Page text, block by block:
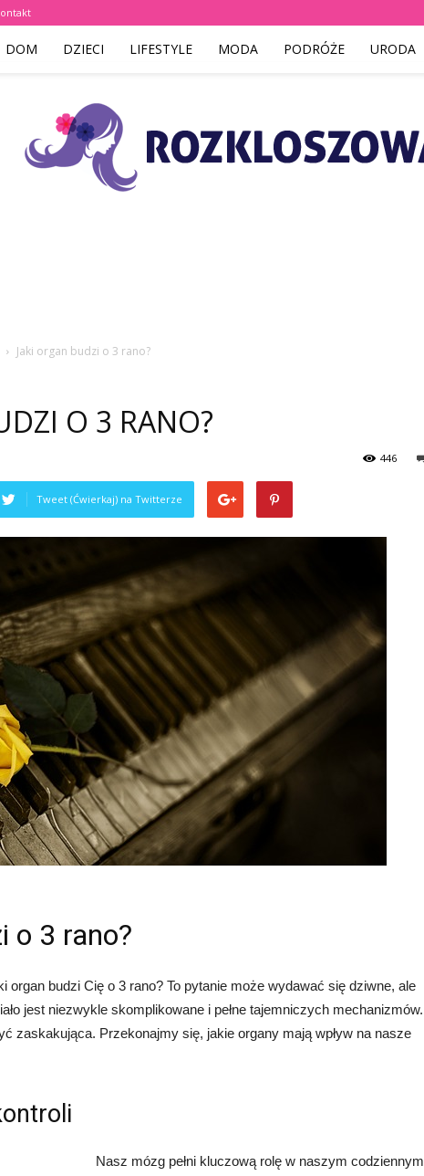
DOM DZIECI LIFESTYLE MODA PODRÓŻE URODA
Jaki organ budzi o 3 rano?
O 3 RANO?
446
Tweet (Ćwierkaj) na Twitterze
o 3 rano?
organ budzi Cię o 3 rano? To pytanie może wydawać się dziwne, ale
jest niezwykle skomplikowane i pełne tajemniczych mechanizmów.
zaskakująca. Przekonajmy się, jakie organy mają wpływ na nasze
Nasz mózg pełni kluczową rolę w naszym codziennym